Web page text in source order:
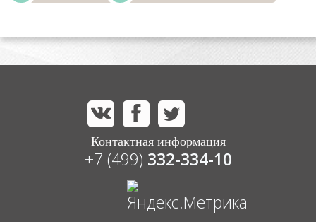
Контактная информация
+7 (499) 332-334-10